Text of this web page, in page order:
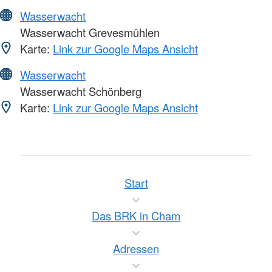
Wasserwacht
Wasserwacht Grevesmühlen
Karte: Link zur Google Maps Ansicht
Wasserwacht
Wasserwacht Schönberg
Karte: Link zur Google Maps Ansicht
Start
Das BRK in Cham
Adressen